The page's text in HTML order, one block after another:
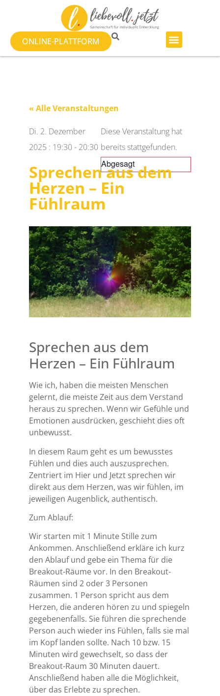
ONLINE-PLATTFORM
« Alle Veranstaltungen
Di. 2. Dezember
2025 : 19:30- 20:30
Diese Veranstaltung hat
bereits stattgefunden.
Abgesagt
Sprechen aus dem
Herzen – Ein
Fühlraum
Sprechen aus dem
Herzen – Ein Fühlraum
Wie ich, haben die meisten Menschen
gelernt, die meiste Zeit aus dem Verstand
heraus zu sprechen. Wenn wir Gefühle und
Emotionen ausdrücken, geschieht dies oft
unbewusst.
In diesem Raum geht es um bewusstes
Fühlen und dies auch auszusprechen.
Zentriert im Hier und Jetzt sprechen wir
direkt aus dem Herzen, was wir fühlen, im
jeweiligen Augenblick, authentisch.
Zum Ablauf:
Wir starten mit 1 Minute Stille zum
Ankommen. Anschließend erkläre ich kurz
den Ablauf und gebe ein Thema für die
Breakout-Räume vor. In den Breakout-
Räumen sind 2 oder 3 Personen
zusammen. 1 Person spricht aus dem
Herzen, die anderen hören zu und spiegeln
gegebenenfalls. Sie führen die sprechende
Person auch wieder ins Fühlen, falls sie mal
im Kopf landen sollte. Nach 10 bzw. 15
Minuten wird gewechselt, so dass der
Breakout-Raum 30 Minuten dauert.
Anschließend haben alle die Möglichkeit,
über das Erlebte zu sprechen.